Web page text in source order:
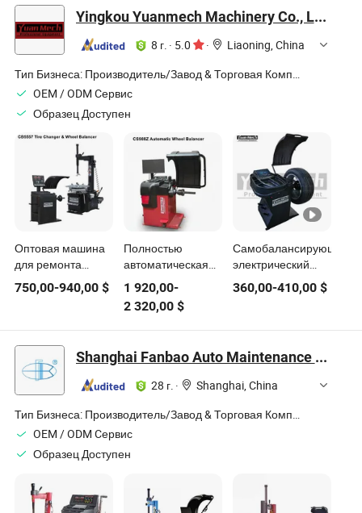
Yingkou Yuanmech Machinery Co., Ltd.
8 г. · 5.0 ·
Liaoning, China
Тип Бизнеса:
Производитель/Завод & Торговая Компания
OEM / ODM Cервис
Образец Доступен
Оптовая машина
для ремонта
автомобильных
шин для замены и
750,00-940,00 $
Полностью
автоматическая
высокоточная
лазерная машина
для балансировки
колес
1 920,00-
2 320,00$
Самобалансирующийся
электрический
велосипед с
умными колесами
360,00-410,00$
Shanghai Fanbao Auto Maintenance Equipment Co., Ltd.
28 г. ·
Shanghai, China
Тип Бизнеса:
Производитель/Завод & Торговая Компания
OEM / ODM Cервис
Образец Доступен